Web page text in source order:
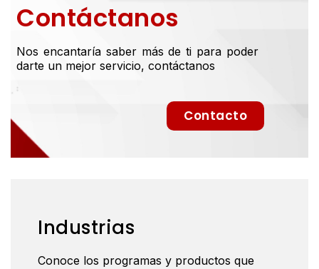
Contáctanos
Nos encantaría saber más de ti para poder
darte un mejor servicio, contáctanos
Contacto
Industrias
Conoce los programas y productos que